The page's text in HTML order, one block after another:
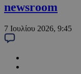
newsroom
7 Ιουλίου 2026, 9:45